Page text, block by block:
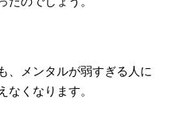
、メンタルが弱すぎる人に
なくなります。